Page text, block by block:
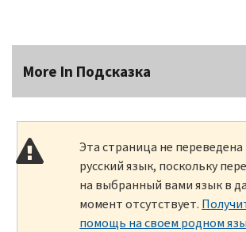
More In Подсказка
Эта страница не переведена
русский язык, поскольку
на выбранный вами язык в
момент отсутствует.
помощь на своем родном